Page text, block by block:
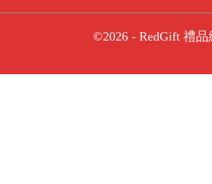
©2026 - RedGift 禮品